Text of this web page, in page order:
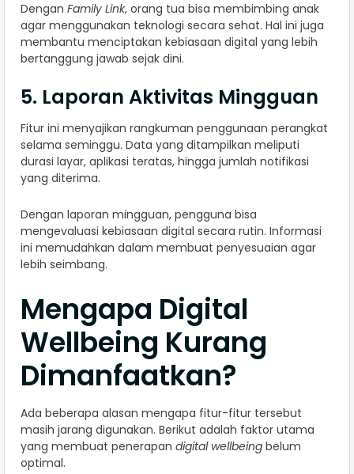
Dengan Family Link, orang tua bisa membimbing anak
agar menggunakan teknologi secara sehat. Hal ini juga
membantu menciptakan kebiasaan digital yang lebih
bertanggung jawab sejak dini.
5. Laporan Aktivitas Mingguan
Fitur ini menyajikan rangkuman penggunaan perangkat
selama seminggu. Data yang ditampilkan meliputi
durasi layar, aplikasi teratas, hingga jumlah notifikasi
yang diterima.
Dengan laporan mingguan, pengguna bisa
mengevaluasi kebiasaan digital secara rutin. Informasi
ini memudahkan dalam membuat penyesuaian agar
lebih seimbang.
Mengapa Digital
Wellbeing Kurang
Dimanfaatkan?
Ada beberapa alasan mengapa fitur-fitur tersebut
masih jarang digunakan. Berikut adalah faktor utama
yang membuat penerapan digital wellbeing belum
optimal.